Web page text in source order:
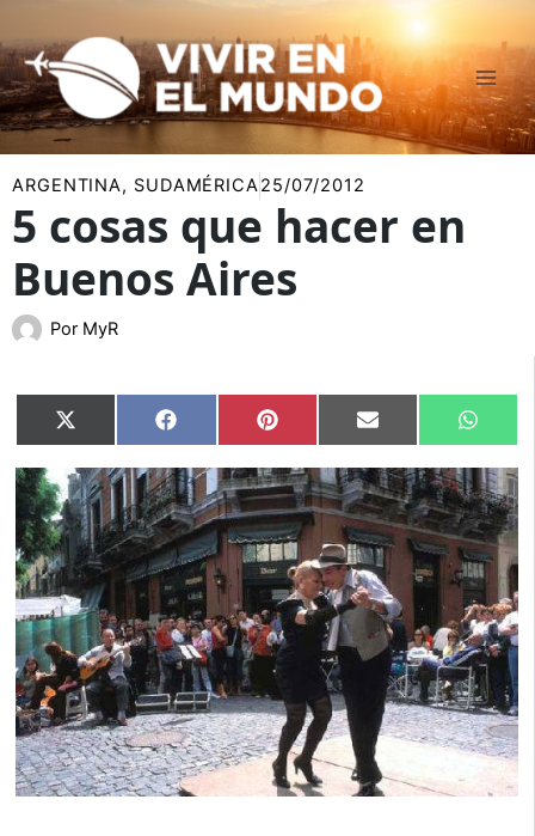
al
contenido
ARGENTINA, SUDAMÉRICA25/07/2012
5 cosas que hacer en
Buenos Aires
Por MyR
Compartir
en
X
(Twitter)
Compartir
en
Facebook Compartir
en
Pinterest Compartir
en
Email
en